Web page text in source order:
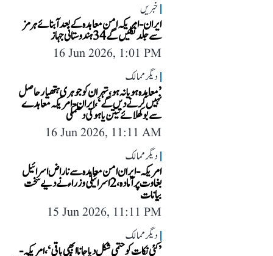
خبریں
ایران-امریکہ امن معاہدہ کے بعد آبنائے ہرمز
سے جلد نکلیں گے 34 ہندوستانی جہاز
16 Jun 2026, 1:01 PM
دیگر ممالک
’معاہدہ ہو یا نہ ہو، تہران کو جوہری ہتھیار حاصل
نہیں کرنے دیں گے‘، ایران-امریکہ معاہدے
سے بوکھلائے نیتن یاہو کی دھمکی
16 Jun 2026, 11:11 AM
دیگر ممالک
امریکہ-ایران امن معاہدہ سے ناراض اسرائیل
بغاوت پر آمادہ، 2 اسرائیلی وزراء نے دیے سخت
بیانات
15 Jun 2026, 11:11 PM
دیگر ممالک
’کئی نکات کو حتمی شکل دیا جانا ابھی باقی‘، امریکہ-